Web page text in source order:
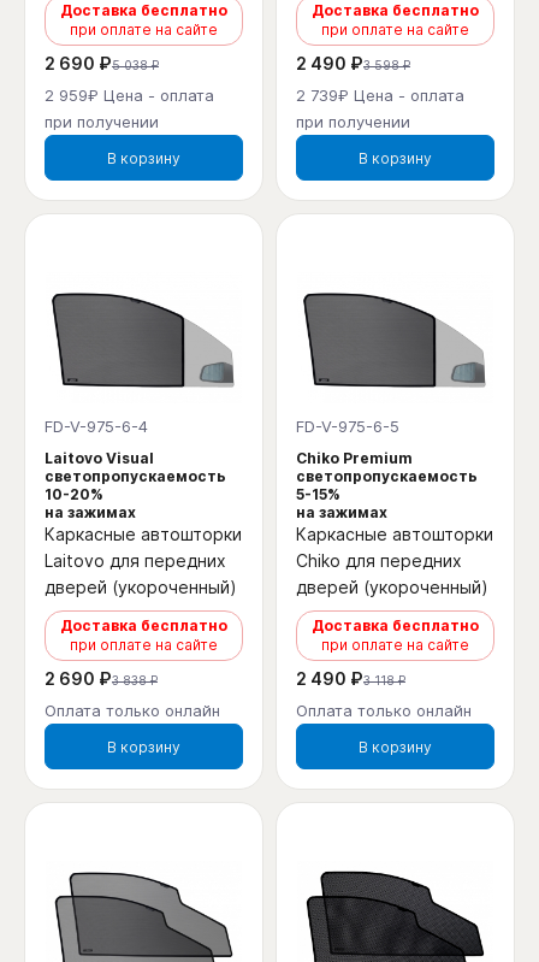
Доставка бесплатно
при оплате на сайте
2 690 ₽5 038 ₽
2 959₽ Цена - оплата
при получении
В корзину
Доставка бесплатно
при оплате на сайте
2 490 ₽3 598 ₽
2 739₽ Цена - оплата
при получении
В корзину
FD-V-975-6-4
Laitovo Visual
светопропускаемость
10-20%
на зажимах
Каркасные автошторки
Laitovo для передних
дверей (укороченный)
Доставка бесплатно
при оплате на сайте
2 690 ₽3 838 ₽
Оплата только онлайн
В корзину
FD-V-975-6-5
Chiko Premium
светопропускаемость
5-15%
на зажимах
Каркасные автошторки
Chiko для передних
дверей (укороченный)
Доставка бесплатно
при оплате на сайте
2 490 ₽3 118 ₽
Оплата только онлайн
В корзину